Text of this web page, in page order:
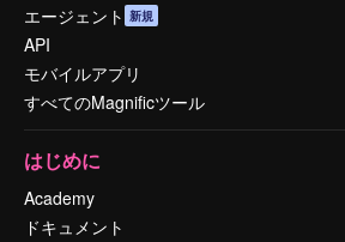
エージェント 新規
API
モバイルアプリ
すべてのMagnificツール
はじめに
Academy
ドキュメント